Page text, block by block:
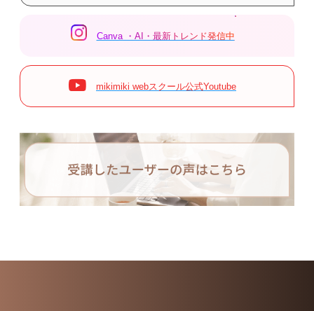
Canva ・AI・最新トレンド発信中
mikimiki webスクール公式Youtube